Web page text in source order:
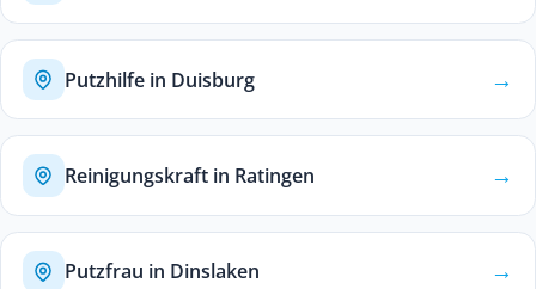
Putzhilfe in Duisburg →
Reinigungskraft in Ratingen →
Putzfrau in Dinslaken →